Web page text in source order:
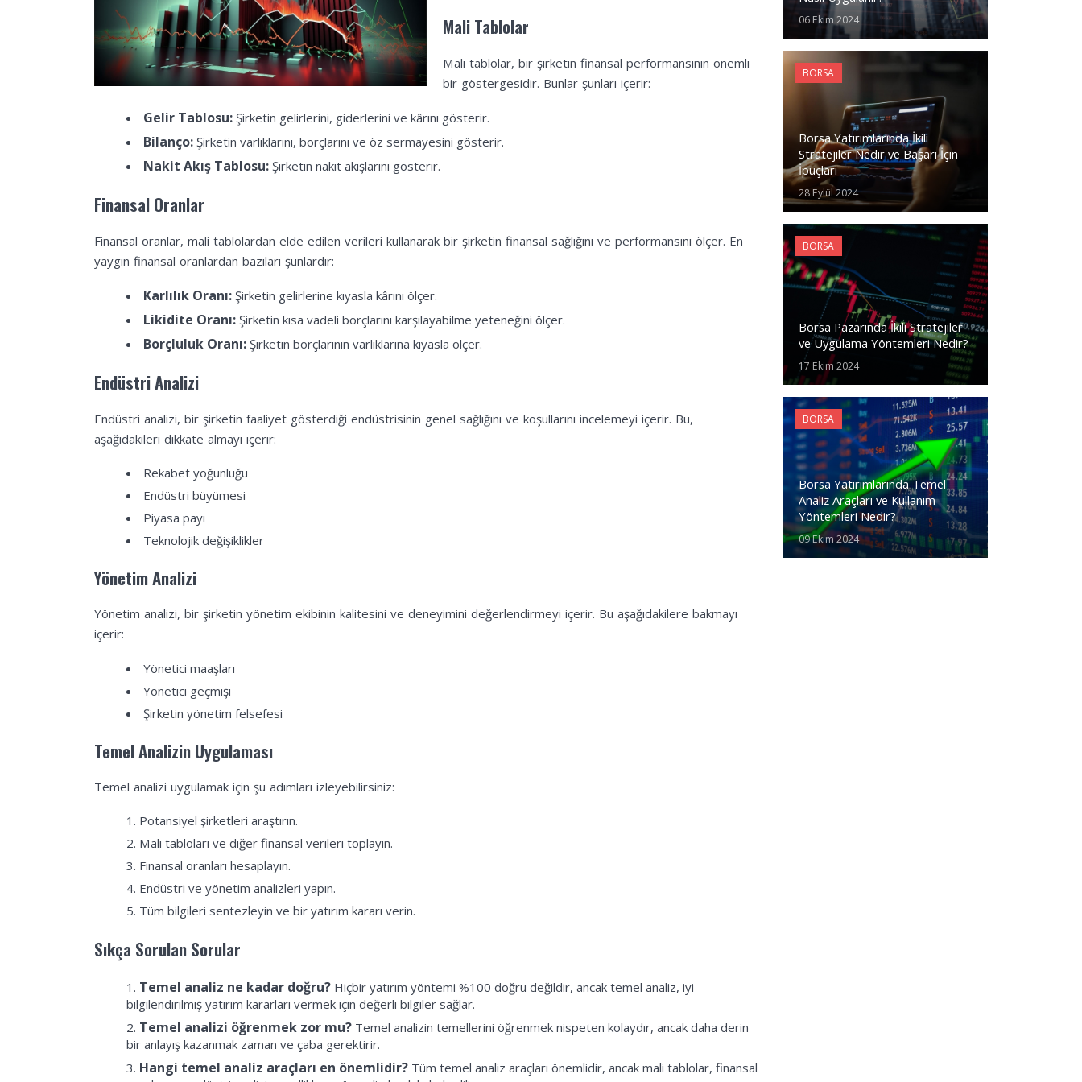
Küresel Ekonomik Eğilimler ve Yatırım Stratejileri Nedir ve Nasıl Değerlendirilir?
Finansal Performans ve Pazar Trendlerinin Analizi Nedir ve Nasıl Yapılır?
Mali Tablolar
Mali tablolar, bir şirketin finansal performansının önemli
bir göstergesidir. Bunlar şunları içerir:
Gelir Tablosu: Şirketin gelirlerini, giderlerini ve kârını gösterir.
Bilanço: Şirketin varlıklarını, borçlarını ve öz sermayesini gösterir.
Nakit Akış Tablosu: Şirketin nakit akışlarını gösterir.
Finansal Oranlar
Finansal oranlar, mali tablolardan elde edilen verileri kullanarak bir şirketin finansal sağlığını ve performansını ölçer. En
yaygın finansal oranlardan bazıları şunlardır:
Karlılık Oranı: Şirketin gelirlerine kıyasla kârını ölçer.
Likidite Oranı: Şirketin kısa vadeli borçlarını karşılayabilme yeteneğini ölçer.
Borçluluk Oranı: Şirketin borçlarının varlıklarına kıyasla ölçer.
Endüstri Analizi
Endüstri analizi, bir şirketin faaliyet gösterdiği endüstrisinin genel sağlığını ve koşullarını incelemeyi içerir. Bu,
aşağıdakileri dikkate almayı içerir:
Rekabet yoğunluğu
Endüstri büyümesi
Piyasa payı
Teknolojik değişiklikler
Yönetim Analizi
Yönetim analizi, bir şirketin yönetim ekibinin kalitesini ve deneyimini değerlendirmeyi içerir. Bu aşağıdakilere bakmayı
içerir:
Yönetici maaşları
Yönetici geçmişi
Şirketin yönetim felsefesi
Temel Analizin Uygulaması
Temel analizi uygulamak için şu adımları izleyebilirsiniz:
Potansiyel şirketleri araştırın.
Mali tabloları ve diğer finansal verileri toplayın.
Finansal oranları hesaplayın.
Endüstri ve yönetim analizleri yapın.
Tüm bilgileri sentezleyin ve bir yatırım kararı verin.
Sıkça Sorulan Sorular
Temel analiz ne kadar doğru? Hiçbir yatırım yöntemi %100 doğru değildir, ancak temel analiz, iyi
bilgilendirilmiş yatırım kararları vermek için değerli bilgiler sağlar.
Temel analizi öğrenmek zor mu? Temel analizin temellerini öğrenmek nispeten kolaydır, ancak daha derin
bir anlayış kazanmak zaman ve çaba gerektirir.
Hangi temel analiz araçları en önemlidir? Tüm temel analiz araçları önemlidir, ancak mali tablolar, finansal
06 Ekim 2024
BORSA
Borsa Yatırımlarında İkili
Stratejiler Nedir ve Başarı İçin
İpuçları
28 Eylül 2024
BORSA
Borsa Pazarında İkili Stratejiler
ve Uygulama Yöntemleri Nedir?
17 Ekim 2024
BORSA
Borsa Yatırımlarında Temel
Analiz Araçları ve Kullanım
Yöntemleri Nedir?
09 Ekim 2024